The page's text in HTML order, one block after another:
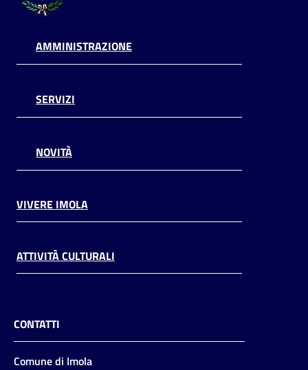
AMMINISTRAZIONE
SERVIZI
NOVITÀ
VIVERE IMOLA
ATTIVITÀ CULTURALI
CONTATTI
Comune di Imola